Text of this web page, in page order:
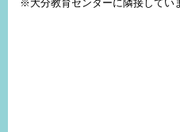
※大分教育センターに隣接してい